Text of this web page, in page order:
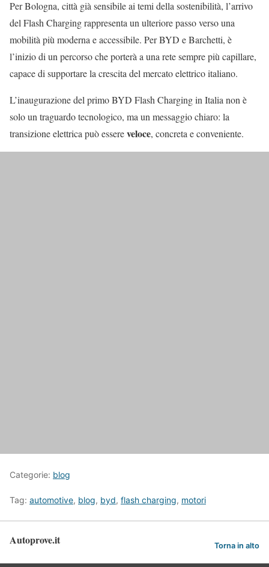
Per Bologna, città già sensibile ai temi della sostenibilità, l’arrivo
del Flash Charging rappresenta un ulteriore passo verso una
mobilità più moderna e accessibile. Per BYD e Barchetti, è
l’inizio di un percorso che porterà a una rete sempre più capillare,
capace di supportare la crescita del mercato elettrico italiano.
L’inaugurazione del primo BYD Flash Charging in Italia non è
solo un traguardo tecnologico, ma un messaggio chiaro: la
transizione elettrica può essereveloce, concreta e conveniente.
Categorie: blog
Tag: automotive, blog, byd, flash charging, motori
Autoprove.it Torna in alto